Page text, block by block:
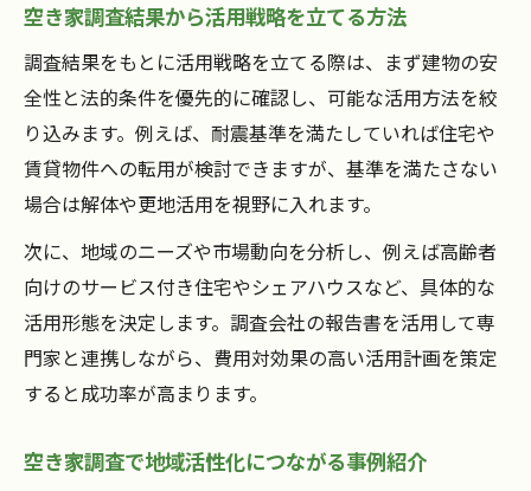
空き家調査結果から活用戦略を立てる方法
調査結果をもとに活用戦略を立てる際は、まず建物の安
全性と法的条件を優先的に確認し、可能な活用方法を絞
り込みます。例えば、耐震基準を満たしていれば住宅や
賃貸物件への転用が検討できますが、基準を満たさない
場合は解体や更地活用を視野に入れます。
次に、地域のニーズや市場動向を分析し、例えば高齢者
向けのサービス付き住宅やシェアハウスなど、具体的な
活用形態を決定します。調査会社の報告書を活用して専
門家と連携しながら、費用対効果の高い活用計画を策定
すると成功率が高まります。
空き家調査で地域活性化につながる事例紹介